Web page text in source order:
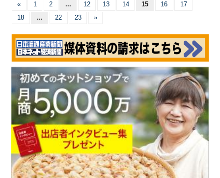
« 1 2 ... 12 13 14 15 16
17
18
... 22 23 »